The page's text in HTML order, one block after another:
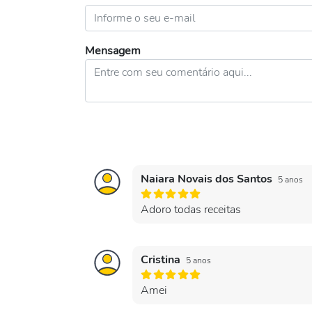
Mensagem
Naiara Novais dos Santos 5 anos
Adoro todas receitas
Cristina 5 anos
Amei